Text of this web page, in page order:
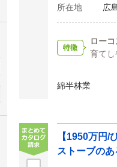
所在地
広
特徴
ロー
育て
綿半林業
【1950万円/
ストーブのあ